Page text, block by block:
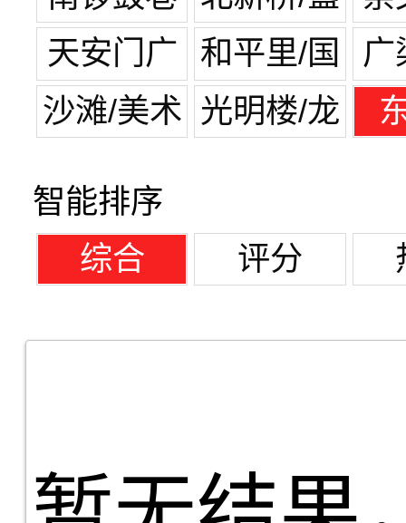
街
天安门广
场
和平里/国
展中心
广
沙滩/美术 光明楼/龙
智能排序
综合
评分